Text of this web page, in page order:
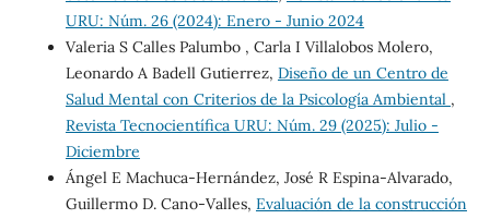
URU: Núm. 26 (2024): Enero - Junio 2024
Valeria S Calles Palumbo , Carla I Villalobos Molero,
Leonardo A Badell Gutierrez, Diseño de un Centro de
Salud Mental con Criterios de la Psicología Ambiental ,
Revista Tecnocientífica URU: Núm. 29 (2025): Julio -
Diciembre
Ángel E Machuca-Hernández, José R Espina-Alvarado,
Guillermo D. Cano-Valles, Evaluación de la construcción